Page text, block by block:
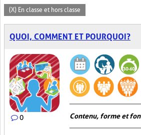
(X) En classe et hors classe
QUOI, COMMENT ET POURQUOI?
0 Contenu, forme et